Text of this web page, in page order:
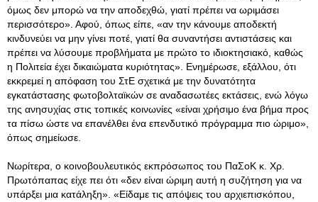
όμως δεν μπορώ να την αποδεχθώ, γιατί πρέπει να ωριμάσει
περισσότερο». Αφού, όπως είπε, «αν την κάνουμε αποδεκτή
κινδυνεύει να μην γίνει ποτέ, γιατί θα συναντήσει αντιστάσεις και
πρέπει να λύσουμε προβλήματα με πρώτο το ιδιοκτησιακό, καθώς
η Πολιτεία έχει δικαιώματα κυριότητας». Ενημέρωσε, εξάλλου, ότι
εκκρεμεί η απόφαση του ΣτΕ σχετικά με την δυνατότητα
εγκατάστασης φωτοβολταϊκών σε αναδασωτέες εκτάσεις, ενώ λόγω
της ανησυχίας στις τοπικές κοινωνίες «είναι χρήσιμο ένα βήμα προς
τα πίσω ώστε να επανέλθει ένα επενδυτικό πρόγραμμα πιο ώριμο»,
όπως σημείωσε.
Νωρίτερα, ο κοινοβουλευτικός εκπρόσωπος του ΠαΣοΚ κ. Χρ.
Πρωτόπαπας είχε πει ότι «δεν είναι ώριμη αυτή η συζήτηση για να
υπάρξει μια κατάληξη». «Είδαμε τις απόψεις του αρχιεπισκόπου,